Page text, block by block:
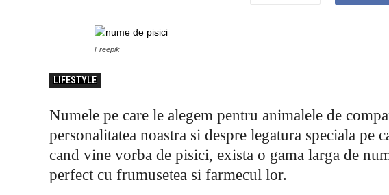
Freepik
LIFESTYLE
Numele pe care le alegem pentru animalele de
personalitatea noastra si despre legatura speciala pe
cand vine vorba de pisici, exista o gama larga de
perfect cu frumusetea si farmecul lor.